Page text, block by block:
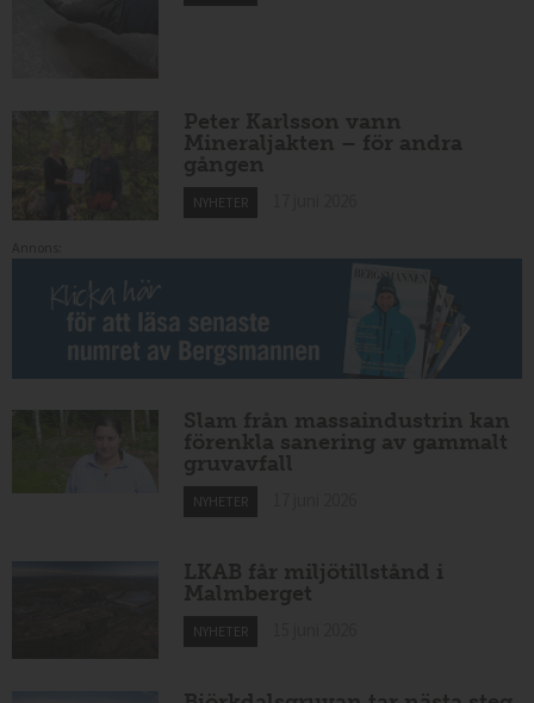
Peter Karlsson vann
Mineraljakten – för andra
gången
NYHETER
Slam från massaindustrin kan
förenkla sanering av gammalt
gruvavfall
NYHETER
LKAB får miljötillstånd i
Malmberget
NYHETER